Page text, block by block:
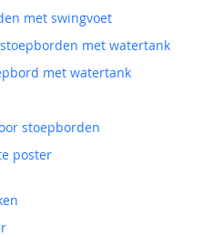
met swingvoet
met watertank
met watertank
stoepborden
poster